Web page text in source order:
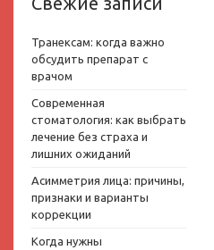
Транексам: когда важно
обсудить препарат с
врачом
Современная
стоматология: как выбрать
лечение без страха и
лишних ожиданий
Асимметрия лица: причины,
признаки и варианты
коррекции
Когда нужны